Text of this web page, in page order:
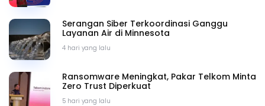
4 hari yang lalu
Serangan Siber Terkoordinasi Ganggu
Layanan Air di Minnesota
5 hari yang lalu
Ransomware Meningkat, Pakar Telkom Minta
Zero Trust Diperkuat